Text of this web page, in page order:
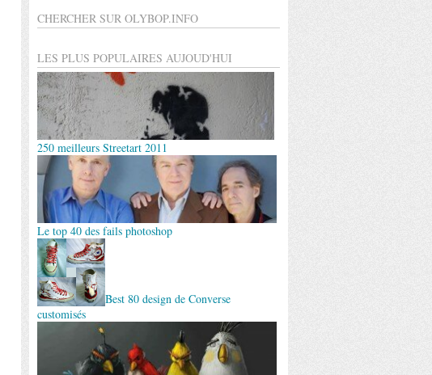
CHERCHER SUR OLYBOP.INFO
LES PLUS POPULAIRES AUJOUD'HUI
250 meilleurs Streetart 2011
Le top 40 des fails photoshop
Best 80 design de Converse
customisés